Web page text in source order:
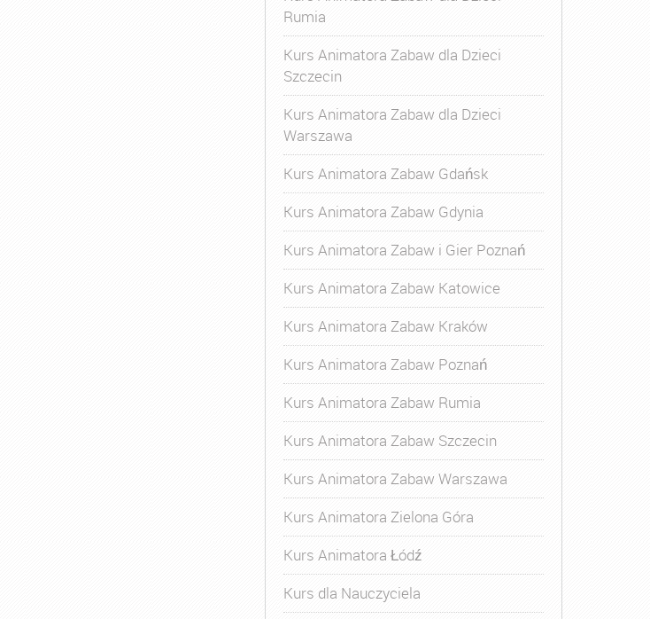
Rumia
Kurs Animatora Zabaw dla Dzieci
Szczecin
Kurs Animatora Zabaw dla Dzieci
Warszawa
Kurs Animatora Zabaw Gdańsk
Kurs Animatora Zabaw Gdynia
Kurs Animatora Zabaw i Gier Poznań
Kurs Animatora Zabaw Katowice
Kurs Animatora Zabaw Kraków
Kurs Animatora Zabaw Poznań
Kurs Animatora Zabaw Rumia
Kurs Animatora Zabaw Szczecin
Kurs Animatora Zabaw Warszawa
Kurs Animatora Zielona Góra
Kurs Animatora Łódź
Kurs dla Nauczyciela